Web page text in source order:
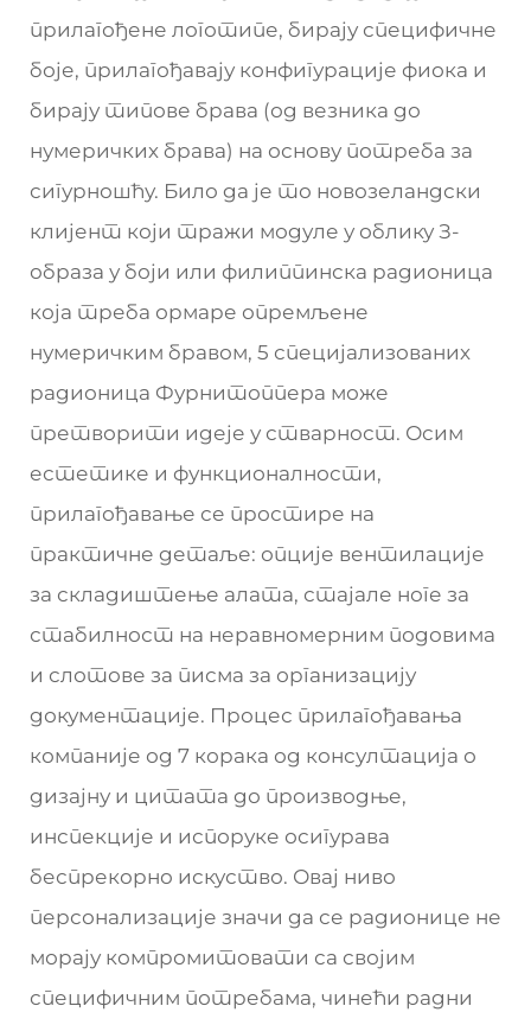
прилагођене логотипе, бирају специфичне
боје, прилагођавају конфигурације фиока и
бирају типове брава (од везника до
нумеричких брава) на основу потреба за
сигурношћу. Било да је то новозеландски
клијент који тражи модуле у облику З-
образа у боји или филиппинска радионица
која треба ормаре опремљене
нумеричким бравом, 5 специјализованих
радионица Фурнитоппера може
претворити идеје у стварност. Осим
естетике и функционалности,
прилагођавање се простире на
практичне детаље: опције вентилације
за складиштење алата, стајале ноге за
стабилност на неравномерним подовима
и слотове за писма за организацију
документације. Процес прилагођавања
компаније од 7 корака од консултација о
дизајну и цитата до производње,
инспекције и испоруке осигурава
беспрекорно искуство. Овај ниво
персонализације значи да се радионице не
морају компромитовати са својим
специфичним потребама, чинећи радни